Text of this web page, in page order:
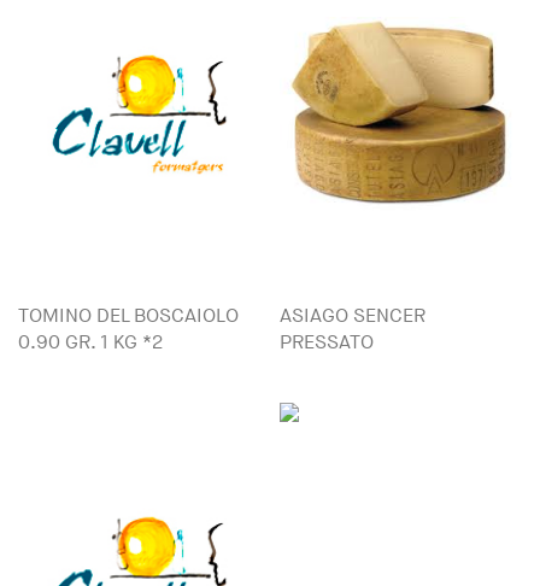
TOMINO DEL BOSCAIOLO
0.90 GR. 1 KG *2
ASIAGO SENCER
PRESSATO